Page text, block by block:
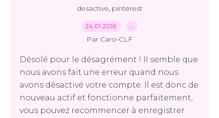
desactive, pinterest
24.01.2018 …
Par Caro-CLF
Désolé pour le désagrément ! Il semble que
nous avons fait une erreur quand nous
avons désactivé votre compte. Il est donc de
nouveau actif et fonctionne parfaitement,
vous pouvez recommencer à enregistrer